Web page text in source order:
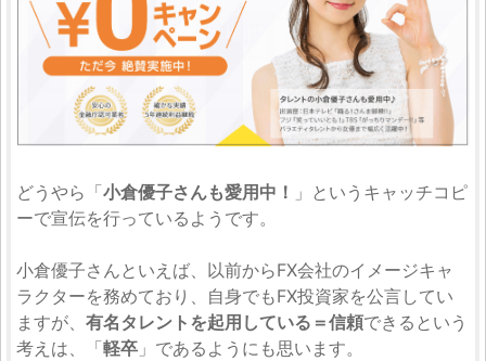
どうやら「小倉優子さんも愛用中！ 」というキャッチコピ
ーで宣伝を行っているようです。
小倉優子さんといえば、以前からFX会社のイメージキャ
ラクターを務めており、自身でもFX投資家を公言してい
ますが、 有名タレントを起用している＝信頼できるという
考えは、「軽卒 」であるようにも思います。